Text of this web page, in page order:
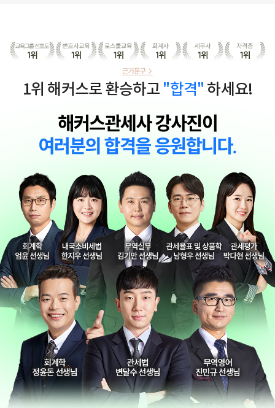
1위 해커스로 환승하고 "합격" 하세요!
회계학 엄윤 내국소비세법 한지우 무역실무 김기만
관세율표 및 상품학
남형우
관세평가 박다현